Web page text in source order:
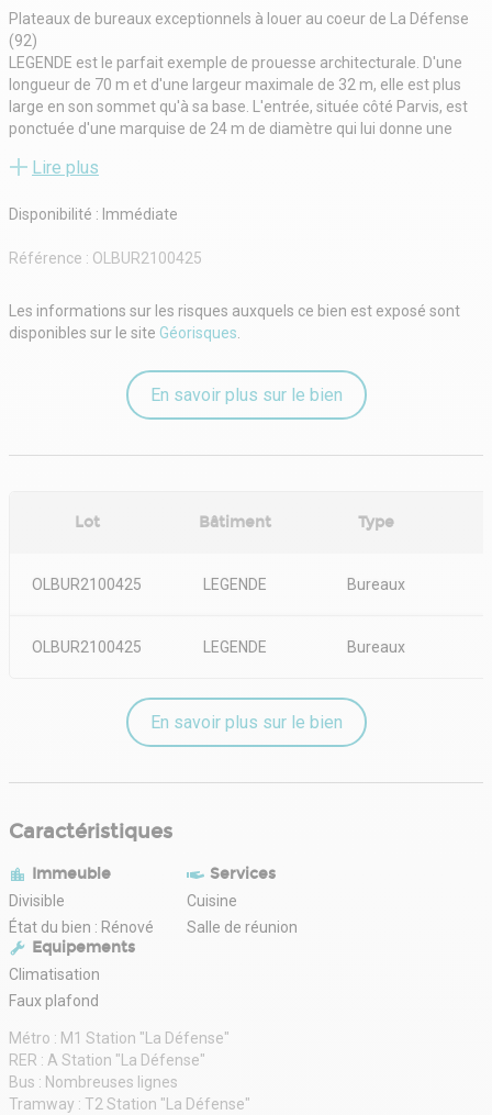
Plateaux de bureaux exceptionnels à louer au coeur de La Défense
(92)
LEGENDE est le parfait exemple de prouesse architecturale. D'une
longueur de 70 m et d'une largeur maximale de 32 m, elle est plus
large en son sommet qu'à sa base. L'entrée, située côté Parvis, est
ponctuée d'une marquise de 24 m de diamètre qui lui donne une
Architectes : Peï, Cobb, Freed and Partners et SRA (Saubot, Roult et
La tour bénéficie du meilleur emplacement au coeur de la Défense
T2, les ligne U et L de la SNCF et de nombreuses lignes de bus.
Restaurants, dont une brasserie au 39ème étage proposant des
vues exceptionnelles
Business center avec 14 salles de réunions équipées, au 39èùe
étage de la tour et mutualisées entre les locataires
Une salle de sport haut de gamme au 40ème et dernier étage
Lire plus
Disponibilité : Immédiate
Référence : OLBUR2100425
Les informations sur les risques auxquels ce bien est exposé sont
disponibles sur le site Géorisques.
En savoir plus sur le bien
Lot Bâtiment Type
OLBUR2100425 LEGENDE Bureaux
OLBUR2100425 LEGENDE Bureaux
En savoir plus sur le bien
Caractéristiques
Immeuble
Divisible
État du bien : Rénové
Services
Cuisine
Salle de réunion
Equipements
Climatisation
Faux plafond
Métro : M1 Station "La Défense"
RER : A Station "La Défense"
Bus : Nombreuses lignes
Tramway : T2 Station "La Défense"